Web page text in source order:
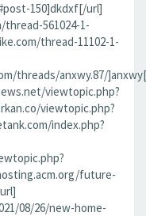
150]dkdxf[/url]
561024-1-
thread-11102-1-
threads/anxwy.87/
viewtopic.php?
viewtopic.php?
index.php?
future-
08/26/new-home-